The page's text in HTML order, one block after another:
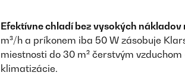
Efektívne chladí bez vysokých nákladov
m³/h a príkonem iba 50 W zásobuje
miestnosti do 30 m² čerstvým
klimatizácie.